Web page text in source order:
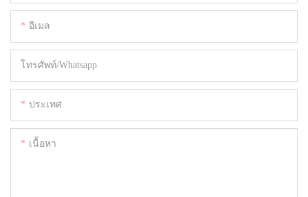
อีเมล
โทรศัพท์/whatsapp
ประเทศ
เนื้อหา